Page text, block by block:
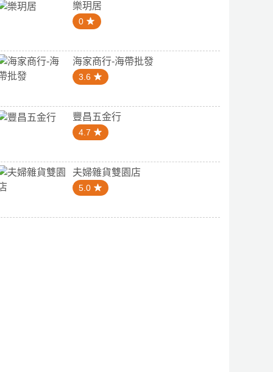
樂玥居
0
海家商行-海帶批發
3.6
豐昌五金行
4.7
夫婦雜貨雙園店
5.0